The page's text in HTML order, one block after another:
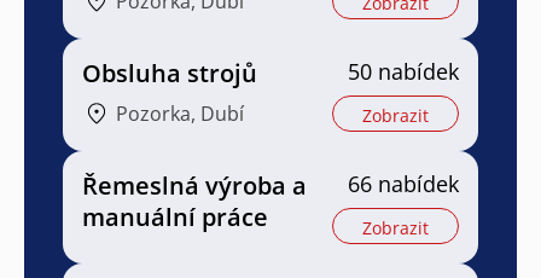
Obsluha strojů
Pozorka, Dubí
50 nabídek
Zobrazit
Řemeslná výroba a
manuální práce
66 nabídek
Zobrazit